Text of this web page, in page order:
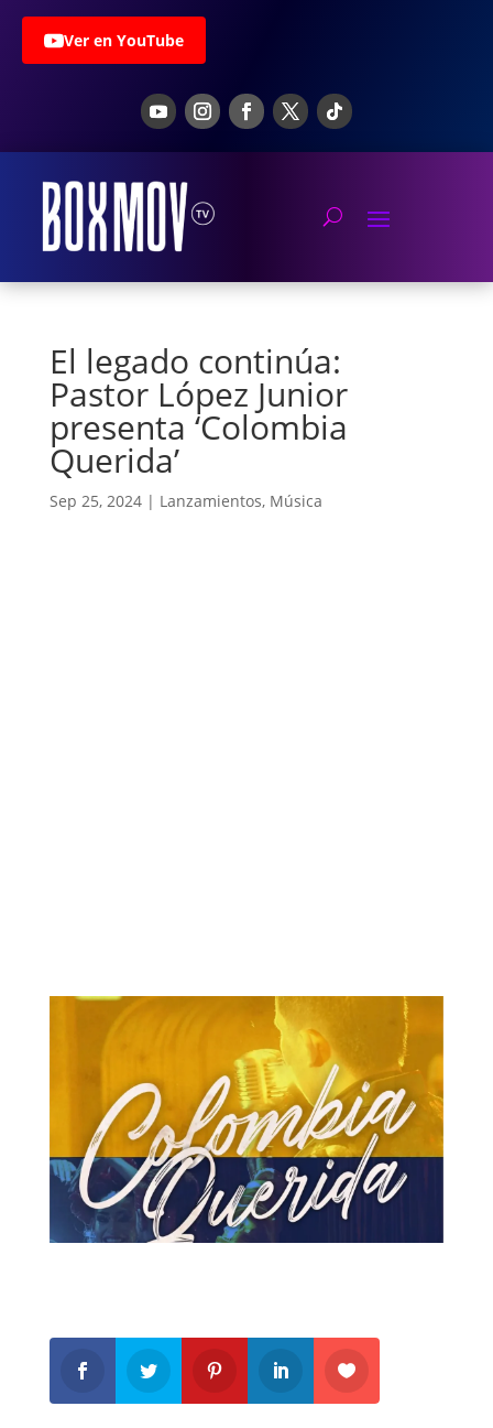
Ver en YouTube
El legado continúa:
Pastor López Junior
presenta ‘Colombia
Querida’
Sep 25, 2024| Lanzamientos, Música